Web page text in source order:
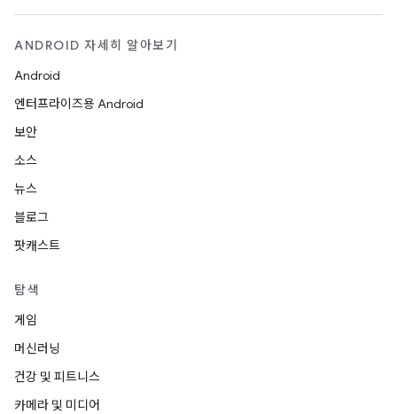
ANDROID 자세히 알아보기
Android
엔터프라이즈용 Android
보안
소스
뉴스
블로그
팟캐스트
탐색
게임
머신러닝
건강 및 피트니스
카메라 및 미디어